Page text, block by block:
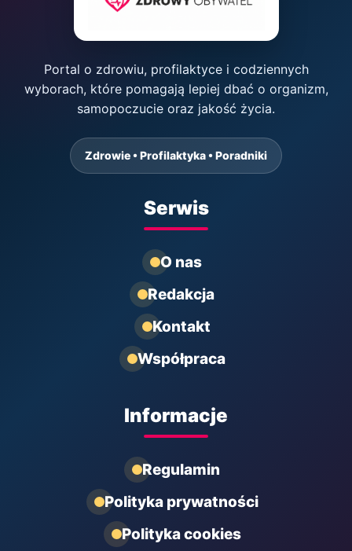
Portal o zdrowiu, profilaktyce i codziennych
wyborach, które pomagają lepiej dbać o organizm,
samopoczucie oraz jakość życia.
Zdrowie • Profilaktyka • Poradniki
Serwis
O nas
Redakcja
Kontakt
Współpraca
Informacje
Regulamin
Polityka prywatności
Polityka cookies